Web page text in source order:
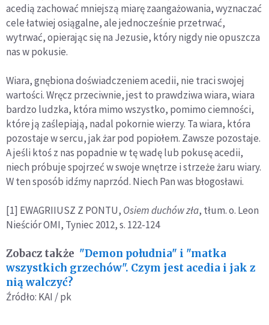
acedią zachować mniejszą miarę zaangażowania, wyznaczać
cele łatwiej osiągalne, ale jednocześnie przetrwać,
wytrwać, opierając się na Jezusie, który nigdy nie opuszcza
nas w pokusie.
Wiara, gnębiona doświadczeniem acedii, nie traci swojej
wartości. Wręcz przeciwnie, jest to prawdziwa wiara, wiara
bardzo ludzka, która mimo wszystko, pomimo ciemności,
które ją zaślepiają, nadal pokornie wierzy. Ta wiara, która
pozostaje w sercu, jak żar pod popiołem. Zawsze pozostaje.
A jeśli ktoś z nas popadnie w tę wadę lub pokusę acedii,
niech próbuje spojrzeć w swoje wnętrze i strzeże żaru wiary.
W ten sposób idźmy naprzód. Niech Pan was błogosławi.
[1] EWAGRIIUSZ Z PONTU, Osiem duchów zła, tłum. o. Leon
Nieściór OMI, Tyniec 2012, s. 122-124
Zobacz także "Demon południa" i "matka
wszystkich grzechów". Czym jest acedia i jak z
nią walczyć?
Źródło: KAI / pk